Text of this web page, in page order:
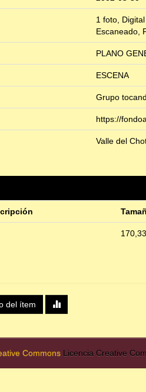
1 foto,
Escaneado,
PLANO
ESCENA
Grupo
https://
Valle del
del ítem
Commons Licencia Creative